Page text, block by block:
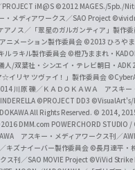
iM@S ©2012 MAGES./5pb./
・メディアワークス／SAO Project
アノス／「翠星のガルガンティア」製作
ニメーション製作委員会 ©2013 ひろや
ルラキル製作委員会 ©橙乃ままれ・
人/双葉社・シンエイ・テレビ朝日・
☆イリヤ ツヴァイ！」製作委員会
川原 礫／ＫＡＤＯＫＡＷＡ アスキー
©PROJECT DD3 ©VisualArt's/
All Rights Reserved. © 2014,
DMM.com POWERCHORD STUDIO /
アスキー・メディアワークス刊／
キズナイーバー製作委員会 ©長月達平・
ス刊／SAO MOVIE Project ©ViVid Strike